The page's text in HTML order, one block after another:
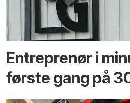
Entreprenør i
første gang på